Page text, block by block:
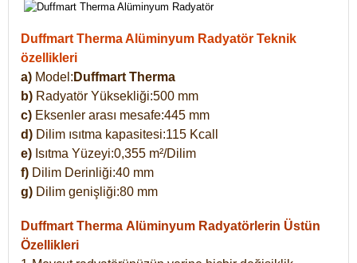
Duffmart Therma Alüminyum Radyatör Teknik
özellikleri
a) Model: Duffmart Therma
b) Radyatör Yüksekliği:500 mm
c) Eksenler arası mesafe:445 mm
d) Dilim ısıtma kapasitesi:115 Kcall
e) Isıtma Yüzeyi:0,355 m²/Dilim
f) Dilim Derinliği:40 mm
g) Dilim genişliği:80 mm
Duffmart Therma Alüminyum Radyatörlerin Üstün
Özellikleri